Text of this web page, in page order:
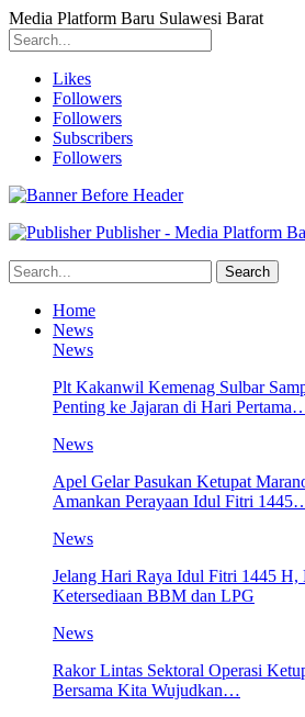
Media Platform Baru Sulawesi Barat
Likes
Followers
Followers
Subscribers
Followers
Publisher - Media Platform
Home
News
News
Plt Kakanwil Kemenag Sulbar
Penting ke Jajaran di Hari
News
Apel Gelar Pasukan Ketupat
Amankan Perayaan Idul Fitri
News
Jelang Hari Raya Idul Fitri 1445 H,
Ketersediaan BBM dan LPG
News
Rakor Lintas Sektoral Operasi
Bersama Kita Wujudkan…